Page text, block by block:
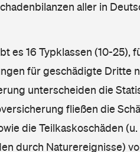
aller in
es 16 Typklassen (10-25),
für geschädigte Dritte
unterscheiden die
fließen die
die Teilkaskoschäden
durch Naturereignisse)